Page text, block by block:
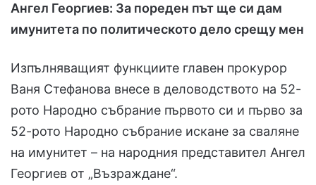
Ангел Георгиев: За пореден път ще си дам
имунитета по политическото дело срещу мен
Изпълняващият функциите главен прокурор
Ваня Стефанова внесе в деловодството на 52-
рото Народно събрание първото си и първо за
52-рото Народно събрание искане за сваляне
на имунитет – на народния представител Ангел
Георгиев от „Възраждане“.